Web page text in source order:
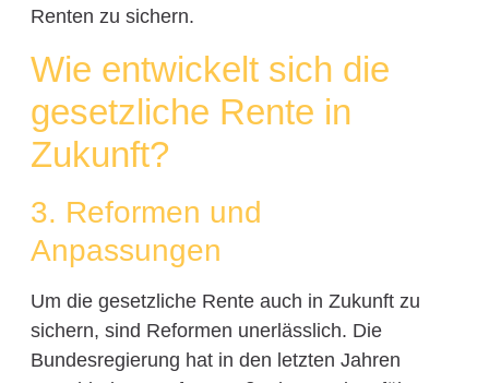
Renten zu sichern.
Wie entwickelt sich die
gesetzliche Rente in
Zukunft?
3. Reformen und
Anpassungen
Um die gesetzliche Rente auch in Zukunft zu
sichern, sind Reformen unerlässlich. Die
Bundesregierung hat in den letzten Jahren